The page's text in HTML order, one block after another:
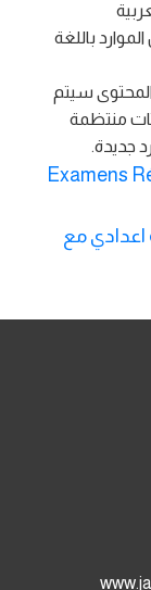
باللغة
سيتم
منتظمة
جديدة.
Examens
اعدادي مع